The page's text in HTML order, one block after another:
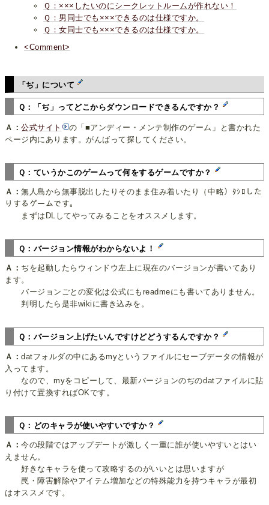
Ｑ：×××したいのにシークレットルームが作れない！
Ｑ：男同士でも×××できるのは仕様ですか。
Ｑ：女同士でも×××できるのは仕様ですか。
<Comment>
「ぢ」について
Ｑ：「ぢ」ってどこからダウンロードできるんですか？
Ａ：公式サイト
の「■アンディー・メンテ制作のゲーム」と書かれた
ページ内にあります。がんばって探してください。
Ｑ：ていうかこのゲームって何をするゲームですか？
Ａ：無人島から無事脱出したりそのまま住み着いたり（中略）ﾀｼﾛした
りするゲームです。
まずはDLしてやってみることをオススメします。
Ｑ：バージョン情報がわからないよ！
Ａ： ぢを起動したらウィンドウ左上に現在のバージョンが書いてあり
ます。
バージョンごとの変化は公式にもreadmeにも書いてありません。
判明したら是非wikiに書き込みを。
Ｑ：バージョン上げたいんですけどどうするんですか？
Ａ：datフォルダの中にあるmyというファイルにセーブデータの情報が
入ってます。
なので、myをコピーして、最新バージョンのぢのdatファイルに貼
り付けて置換すればOKです。
Ｑ：どのキャラが使いやすいですか？
Ａ：今の段階ではアップデートが激しく一重に誰が使いやすいとはい
えません。
好きなキャラを使って攻略するのがいいとは思いますが
罠・障害解除やアイテム増加などの特殊能力を持つキャラが最初
はオススメです。